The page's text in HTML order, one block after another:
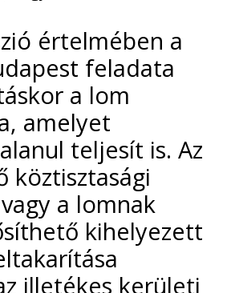
értelmében a
feladata
a lom
amelyet
teljesít is. Az
köztisztasági
a lomnak
kihelyezett
illetékes kerületi